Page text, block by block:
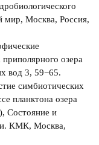
мир, Москва, Россия,
озера
вод 3, 59−65.
симбиотических
планктона озера
Состояние и
КМК, Москва,